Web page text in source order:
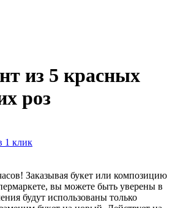
из 5 красных
роз
1 клик
Заказывая букет или композицию
вы можете быть уверены в
будут использованы только